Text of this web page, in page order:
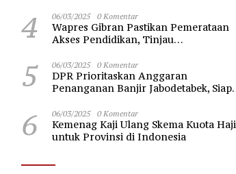
4 06/03/2025 0 Komentar
Wapres Gibran Pastikan Pemerataan
Akses Pendidikan, Tinjau
Nawawi Banten
5 06/03/2025 0 Komentar
DPR Prioritaskan Anggaran
Penanganan Banjir Jabodetabek, Siap
6 06/03/2025 0 Komentar
Kemenag Kaji Ulang Skema Kuota Haji
untuk Provinsi di Indonesia